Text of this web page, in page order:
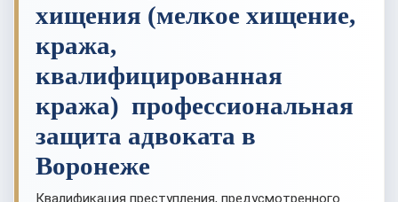
хищения (мелкое хищение,
кража,
квалифицированная
кража) профессиональная
защита адвоката в
Воронеже
Квалификация преступления, предусмотренного